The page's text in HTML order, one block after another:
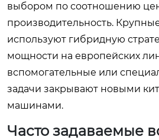
выбором по соотношению
производительность.
используют гибридную
мощности на европейских
вспомогательные или
задачи закрывают новыми
машинами.
Часто задаваемые